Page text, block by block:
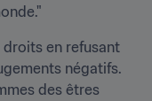
en refusant
négatifs.
des êtres